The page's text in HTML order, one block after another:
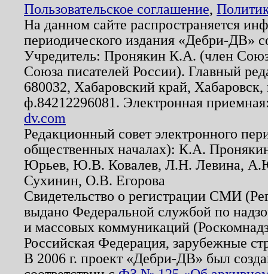
Пользовательское соглашение,
На данном сайте распространяется
периодического издания «Дебри-ДВ»
Учредитель: Пронякин К.А. (член
Союза писателей России). Главный
680032, Хабаровский край,
ф.84212296081. Электронная
dv.com
Редакционный совет электронного
общественных началах): К.А.
Юрьев, Ю.В. Ковалев, Л.Н. Левина,
Сухинин, О.В. Егорова
Свидетельство о регистрации СМИ
выдано Федеральной службой по
и массовых коммуникаций
Российская Федерация, зарубежные
В 2006 г. проект «Дебри-ДВ» был